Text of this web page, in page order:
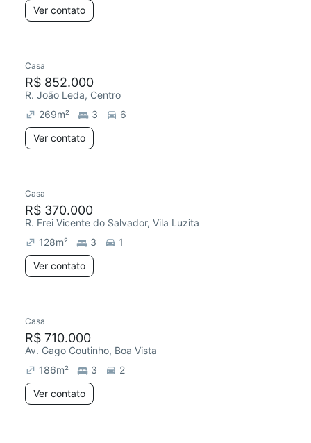
Ver contato
Casa
R$ 852.000
R. João Leda, Centro
269m² 3
6
Ver contato
Casa
R$ 370.000
R. Frei Vicente do Salvador, Vila Luzita
128m² 3
1
Ver contato
Casa
R$ 710.000
Av. Gago Coutinho, Boa Vista
186m² 3
2
Ver contato